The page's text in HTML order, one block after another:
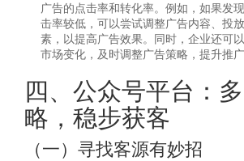
广告的点击率和转化率。例如，如果发
击率较低，可以尝试调整广告内容、投
素，以提高广告效果。同时，企业还可
市场变化，及时调整广告策略，提升推广
四、公众号平台：
略，稳步获客
（一）寻找客源有妙招